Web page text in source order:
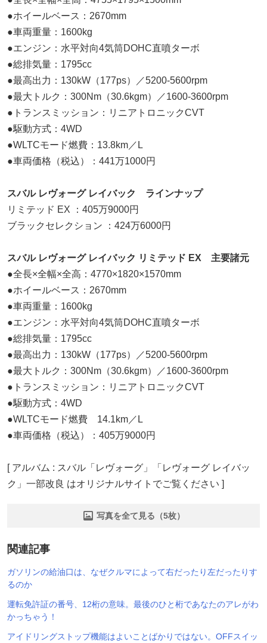
●ホイールベース：2670mm
●車両重量：1600kg
●エンジン：水平対向4気筒DOHC直噴ターボ
●総排気量：1795cc
●最高出力：130kW（177ps）／5200-5600rpm
●最大トルク：300Nm（30.6kgm）／1600-3600rpm
●トランスミッション：リニアトロニックCVT
●駆動方式：4WD
●WLTCモード燃費：13.8km／L
●車両価格（税込）：441万1000円
スバル レヴォーグ レイバック ラインナップ
リミテッド EX ：405万9000円
ブラックセレクション ：424万6000円
スバル レヴォーグ レイバック リミテッド EX 主要諸元
●全長×全幅×全高：4770×1820×1570mm
●ホイールベース：2670mm
●車両重量：1600kg
●エンジン：水平対向4気筒DOHC直噴ターボ
●総排気量：1795cc
●最高出力：130kW（177ps）／5200-5600rpm
●最大トルク：300Nm（30.6kgm）／1600-3600rpm
●トランスミッション：リニアトロニックCVT
●駆動方式：4WD
●WLTCモード燃費 14.1km／L
●車両価格（税込）：405万9000円
[ アルバム : スバル「レヴォーグ」「レヴォーグ レイバッ
ク」一部改良 はオリジナルサイトでご覧ください ]
写真を全て見る（5枚）
関連記事
ガソリンの給油口は、なぜクルマによって右だったり左だったりす
るのか
運転免許証の番号、12桁の意味。最後のひと桁であなたのアレがわ
かっちゃう！
アイドリングストップ機能はよいことばかりではない。OFFスイッ